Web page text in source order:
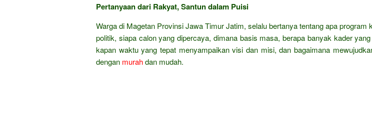
Pertanyaan dari Rakyat, Santun dalam Puisi
Warga di Magetan Provinsi Jawa Timur Jatim, selalu bertanya tentang apa program
politik, siapa calon yang dipercaya, dimana basis masa, berapa banyak kader
kapan waktu yang tepat menyampaikan visi dan misi, dan bagaimana
dengan murahdan mudah.